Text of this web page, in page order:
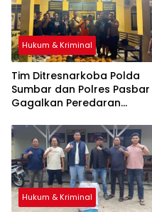
Hukum & Kriminal
Tim Ditresnarkoba Polda
Sumbar dan Polres Pasbar
Gagalkan Peredaran
Kering Siap Edar Disita
Hukum & Kriminal